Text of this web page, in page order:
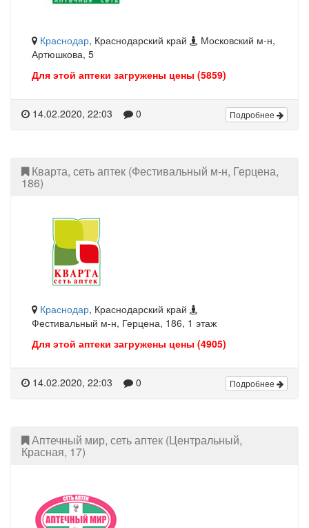
Краснодар, Краснодарский край
Московский м-н,
Артюшкова, 5
Для этой аптеки загружены цены (5859)
14.02.2020, 22:03 0 Подробнее
Кварта, сеть аптек (Фестивальный м-н, Герцена,
186)
Краснодар, Краснодарский край
Фестивальный м-н, Герцена, 186, 1 этаж
Для этой аптеки загружены цены (4905)
14.02.2020, 22:03 0 Подробнее
Аптечный мир, сеть аптек (Центральный,
Красная, 17)